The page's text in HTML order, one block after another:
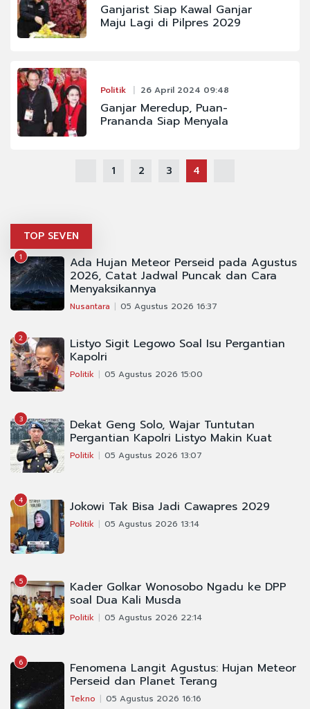
Ganjarist Siap Kawal Ganjar
Maju Lagi di Pilpres 2029
Politik 26 April 2024 09:48
Ganjar Meredup, Puan-
Prananda Siap Menyala
1 2 3 4
TOP SEVEN
1 Ada Hujan Meteor Perseid pada Agustus
2026, Catat Jadwal Puncak dan Cara
Menyaksikannya
Nusantara 05 Agustus 2026 16:37
2 Listyo Sigit Legowo Soal Isu Pergantian
Kapolri
Politik 05 Agustus 2026 15:00
3 Dekat Geng Solo, Wajar Tuntutan
Pergantian Kapolri Listyo Makin Kuat
Politik 05 Agustus 2026 13:07
4 Jokowi Tak Bisa Jadi Cawapres 2029
Politik 05 Agustus 2026 13:14
5 Kader Golkar Wonosobo Ngadu ke DPP
soal Dua Kali Musda
Politik 05 Agustus 2026 22:14
6 Fenomena Langit Agustus: Hujan Meteor
Perseid dan Planet Terang
Tekno 05 Agustus 2026 16:16